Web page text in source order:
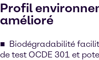
Profil
amélioré
Biodégradabilité
de test OCDE 301 et